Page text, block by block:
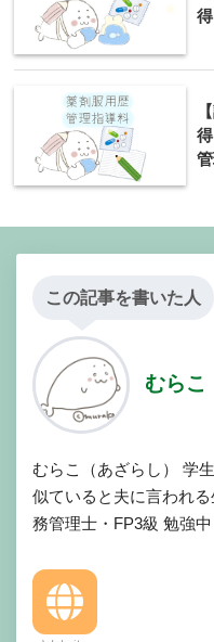
この記事を書いた人
むらこ
むらこ（あざらし） 学
似ていると夫に言われ
務管理士・FP3級 勉強